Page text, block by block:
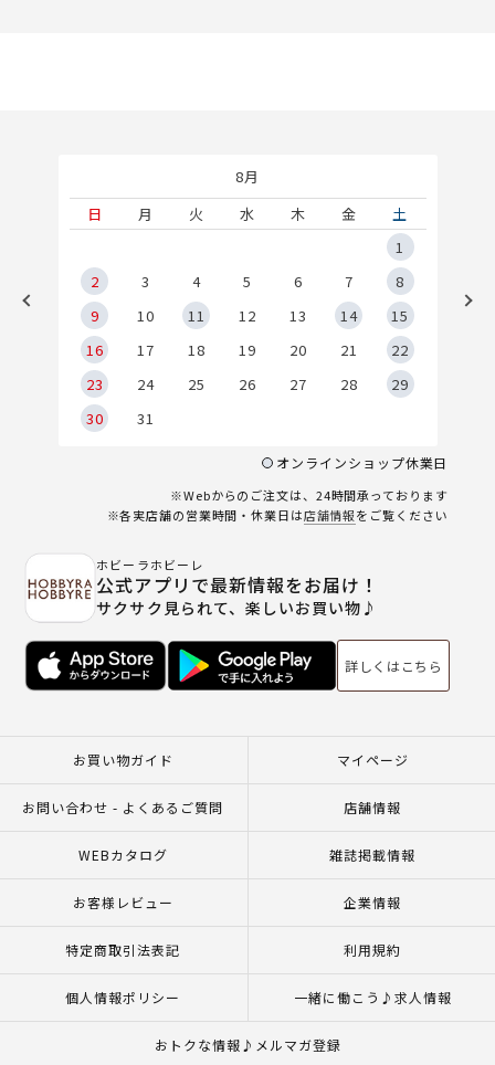
8月
日
月 火 水 木 金
土
1
2
3 4 5 6 7
8
9
10 11 12 13 14
15
16
17 18 19 20 21
22
23
24 25 26 27 28
29
30
31
オンラインショップ休業日
※Webからのご注文は、24時間承っております
※各実店舗の営業時間・休業日は店舗情報をご覧ください
ホビーラホビーレ
公式アプリで最新情報をお届け！
サクサク見られて、楽しいお買い物♪
詳しくはこちら
お買い物ガイド マイページ
お問い合わせ - よくあるご質問 店舗情報
WEBカタログ 雑誌掲載情報
お客様レビュー 企業情報
特定商取引法表記 利用規約
個人情報ポリシー 一緒に働こう♪求人情報
おトクな情報♪メルマガ登録